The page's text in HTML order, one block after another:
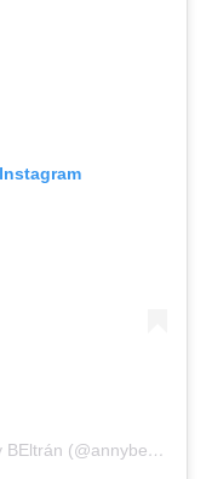
Una publicación compartida por AnNy BEltrán (@annybeltran)